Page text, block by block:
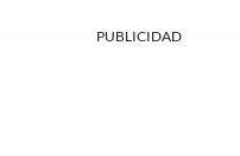
PUBLICIDAD